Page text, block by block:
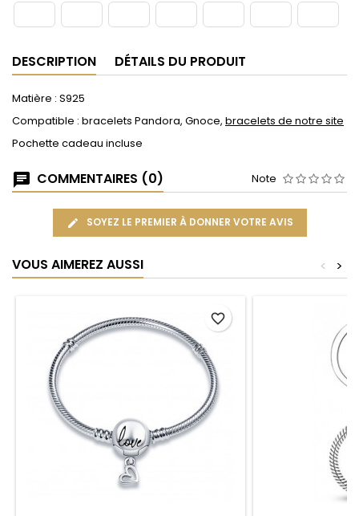
DESCRIPTION DÉTAILS DU PRODUIT
Matière : S925
Compatible : bracelets Pandora, Gnoce, bracelets de notre site
Pochette cadeau incluse
COMMENTAIRES (0) Note
SOYEZ LE PREMIER À DONNER VOTRE AVIS
VOUS AIMEREZ AUSSI >
<
favorite_border